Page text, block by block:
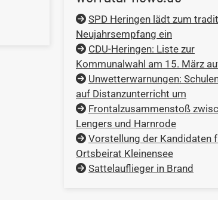
SPD Heringen lädt zum
Neujahrsempfang ein
CDU-Heringen: Liste zur
Kommunalwahl am 15. März
Unwetterwarnungen:
auf Distanzunterricht um
Frontalzusammenstoß
Lengers und Harnrode
Vorstellung der Kandidaten
Ortsbeirat Kleinensee
Sattelauflieger in Brand